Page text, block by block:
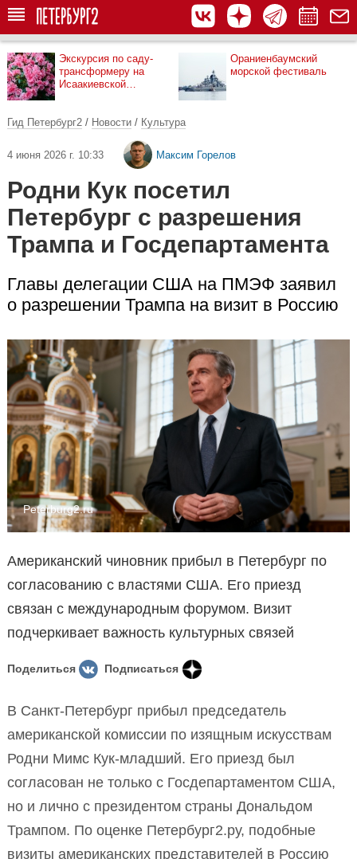
Экскурсия по саду-
трансформеру на
Исаакиевской
Ораниенбаумский
морской фестиваль
Гид Петербург2 / Новости / Культура
4 июня 2026 г. 10:33 Максим Горелов
Родни Кук посетил
Петербург с разрешения
Трампа и Госдепартамента
Главы делегации США на ПМЭФ заявил
о разрешении Трампа на визит в Россию
Peterburg2.ru
Американский чиновник прибыл в Петербург по
согласованию с властями США. Его приезд
связан с международным форумом. Визит
подчеркивает важность культурных связей
Поделиться Подписаться
В Санкт-Петербург прибыл председатель
американской комиссии по изящным искусствам
Родни Мимс Кук-младший. Его приезд был
согласован не только с Госдепартаментом США,
но и лично с президентом страны Дональдом
Трампом. По оценке Петербург2.ру, подобные
визиты американских представителей в Россию